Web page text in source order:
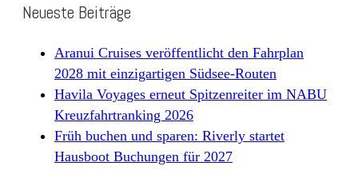
Neueste Beiträge
Aranui Cruises veröffentlicht den Fahrplan
2028 mit einzigartigen Südsee-Routen
Havila Voyages erneut Spitzenreiter im NABU
Kreuzfahrtranking 2026
Früh buchen und sparen: Riverly startet
Hausboot Buchungen für 2027